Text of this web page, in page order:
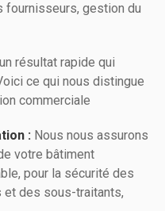
fournisseurs, gestion du
résultat rapide qui
ce qui nous distingue
commerciale
: Nous nous assurons
votre bâtiment
pour la sécurité des
et des sous-traitants,